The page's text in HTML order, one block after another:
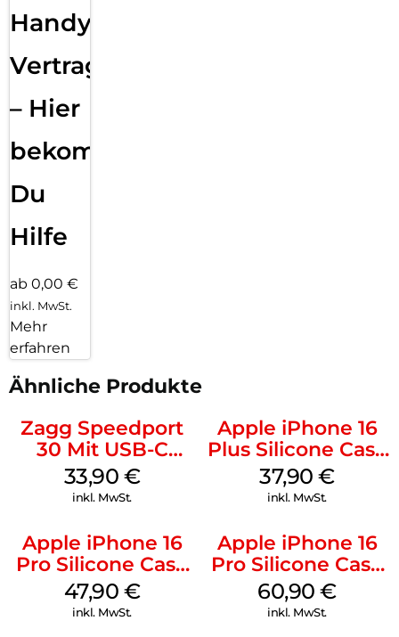
Handy
Vertragsabwicklung
– Hier
bekommst
Du
Hilfe
ab 0,00 €
inkl. MwSt.
Mehr
erfahren
Ähnliche Produkte
Zagg Speedport
30 Mit USB-C
Kabel Weiß
33,90 €
inkl. MwSt.
Apple iPhone 16
Plus Silicone Case
MagSafe Lake
Green
37,90€
inkl. MwSt.
Apple iPhone 16
Pro Silicone Case
MagSafe Denim
47,90 €
inkl. MwSt.
Apple iPhone 16
Pro Silicone Case
MagSafe Stone
Gray
60,90€
inkl. MwSt.